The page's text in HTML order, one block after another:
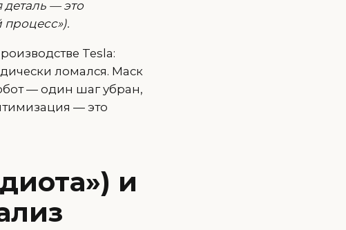
деталь — это
Tesla:
ломался. Маск
— один шаг убран,
— это
и